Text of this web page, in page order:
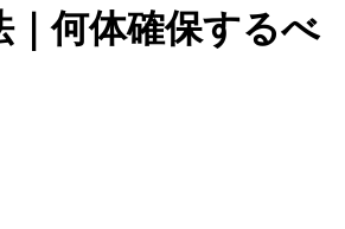
｜何体確保するべ